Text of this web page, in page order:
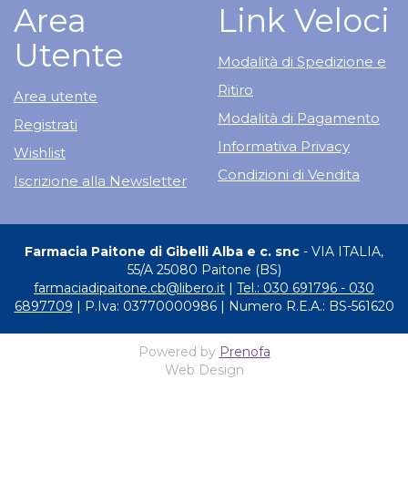
Area
Utente
Area utente
Registrati
Wishlist
Iscrizione alla Newsletter
Link Veloci
Modalità di Spedizione e
Ritiro
Modalità di Pagamento
Informativa Privacy
Condizioni di Vendita
Farmacia Paitone di Gibelli Alba e c. snc - VIA ITALIA,
55/A 25080 Paitone (BS)
farmaciadipaitone.cb@libero.it
Tel.: 030 691796 - 030
6897709 | P.Iva: 03770000986 | Numero R.E.A.: BS-561620
Powered by Prenofa
Web Design